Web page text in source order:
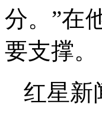
分。”在
要支撑。
红星新